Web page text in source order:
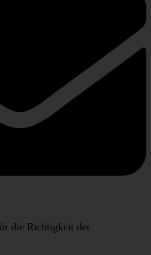
die Richtigkeit der